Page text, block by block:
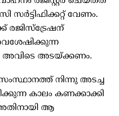
സർട്ടിഫിക്കറ്റ് വേണം.
രജിസ്ട്രേഷന്
അവിടെ അടയ്ക്കണം.
നിന്നു അടച്ച
കാലം കണക്കാക്കി
ആ